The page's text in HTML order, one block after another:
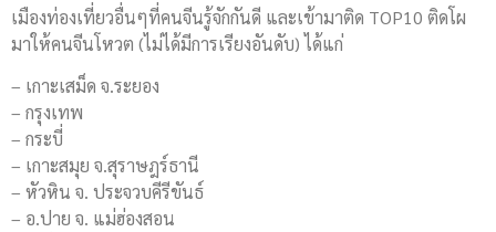
เมืองท่องเที่ยวอื่นๆที่คนจีนรู้จักกันดี และเข้ามาติด TOP10 ติดโผ
มาให้คนจีนโหวต (ไม่ได้มีการเรียงอันดับ) ได้แก่
– เกาะเสม็ด จ.ระยอง
– กรุงเทพ
– กระบี่
– เกาะสมุย จ.สุราษฎร์ธานี
– หัวหิน จ. ประจวบคีรีขันธ์
– อ.ปาย จ. แม่ฮ่องสอน